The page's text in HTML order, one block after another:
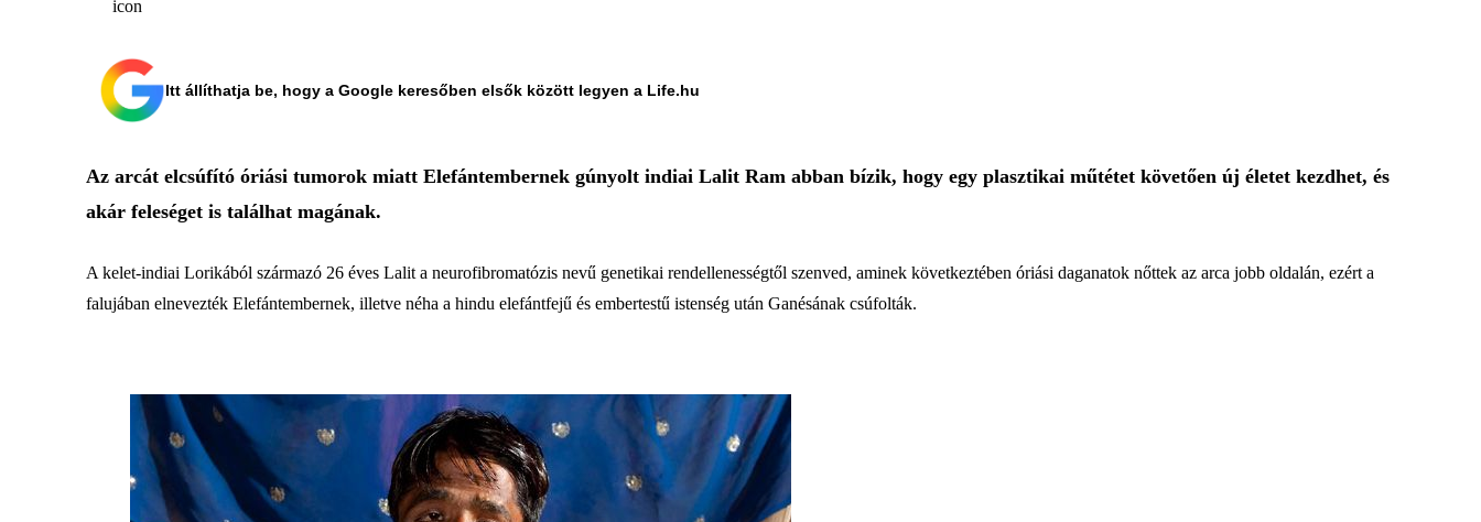
Itt állíthatja be, hogy a Google keresőben elsők között legyen a Life.hu
Az arcát elcsúfító óriási tumorok miatt Elefántembernek gúnyolt indiai Lalit Ram abban bízik, hogy egy plasztikai műtétet követően új életet kezdhet, és
akár feleséget is találhat magának.
A kelet-indiai Lorikából származó 26 éves Lalit a neurofibromatózis nevű genetikai rendellenességtől szenved, aminek következtében óriási daganatok nőttek az arca jobb oldalán, ezért a
falujában elnevezték Elefántembernek, illetve néha a hindu elefántfejű és embertestű istenség után Ganésának csúfolták.